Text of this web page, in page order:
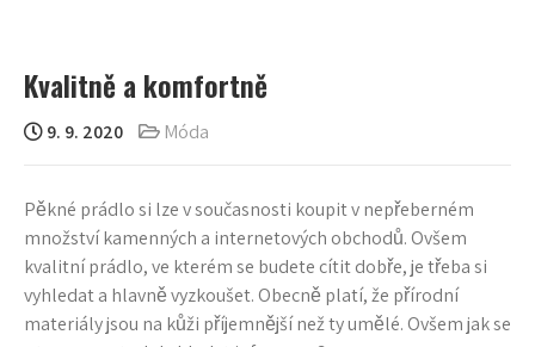
Kvalitně a komfortně
9. 9. 2020 Móda
Pěkné prádlo si lze v současnosti koupit v nepřeberném
množství kamenných a internetových obchodů. Ovšem
kvalitní prádlo, ve kterém se budete cítit dobře, je třeba si
vyhledat a hlavně vyzkoušet. Obecně platí, že přírodní
materiály jsou na kůži příjemnější než ty umělé. Ovšem jak se